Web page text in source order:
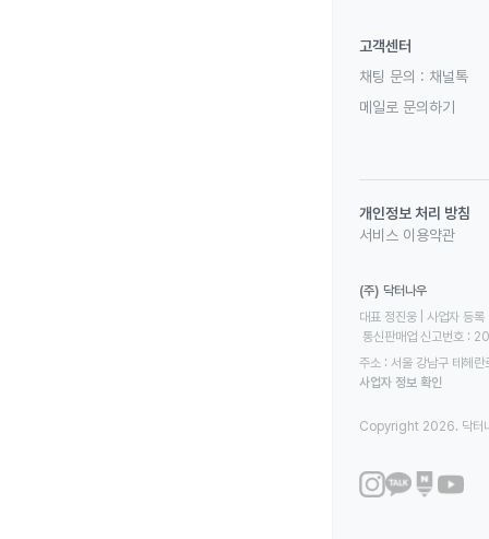
고객센터
채팅 문의 : 채널톡
메일로 문의하기
개인정보 처리 방침
서비스 이용약관
(주) 닥터나우
대표 정진웅 | 사업자
통신판매업 신고번호
주소 : 서울 강남구 테헤
사업자 정보 확인
Copyright 2026. 닥터